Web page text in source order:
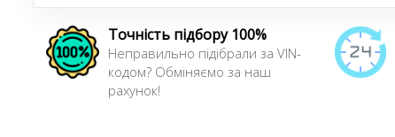
Точність підбору 100%
Неправильно підібрали за VIN-
кодом? Обміняємо за наш
рахунок!